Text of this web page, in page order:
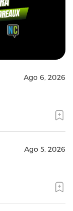
Ago 6, 2026
Ago 5, 2026